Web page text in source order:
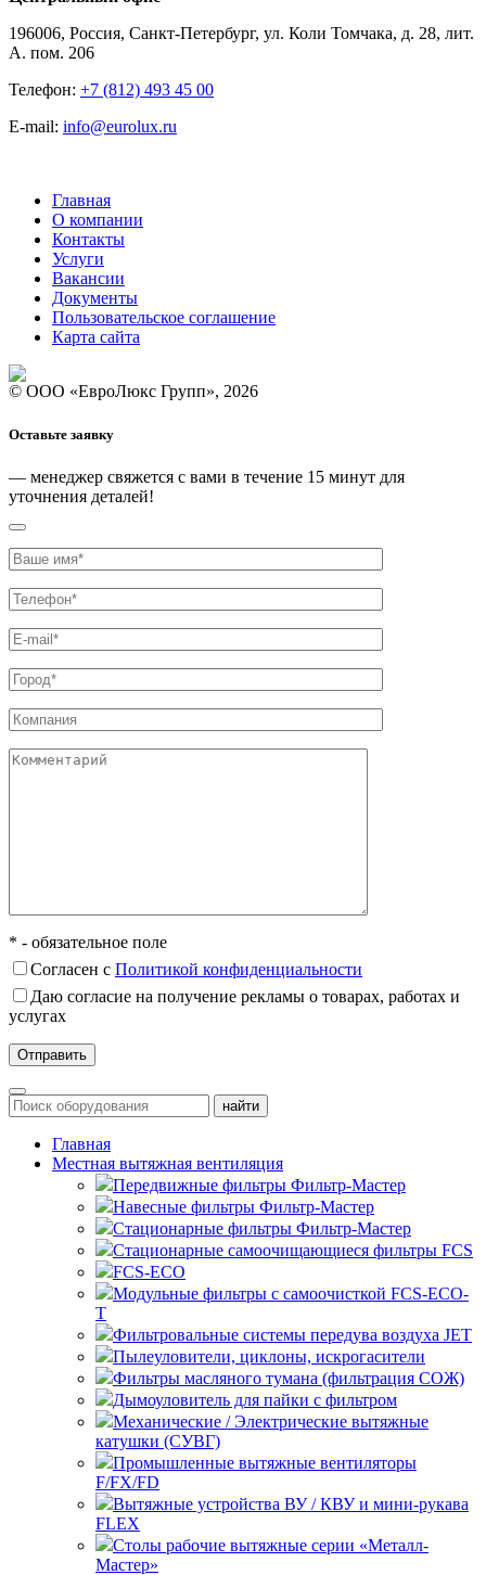
196006, Россия, Санкт-Петербург, ул. Коли Томчака, д. 28, лит.
А. пом. 206
Телефон: +7 (812) 493 45 00
E-mail: info@eurolux.ru
Главная
О компании
Контакты
Услуги
Вакансии
Документы
Пользовательское соглашение
Карта сайта
© ООО «ЕвроЛюкс Групп», 2026
Оставьте заявку
— менеджер свяжется с вами в течение 15 минут для
уточнения деталей!
* - обязательное поле
Согласен с Политикой конфиденциальности
Даю согласие на получение рекламы о товарах, работах и
услугах
Главная
Местная вытяжная вентиляция
Передвижные
Навесные
Стационарные
Стационарные самоочищающиеся
FCS
FCS-ECO
Модульные
с самоочисткой FCS-ECO-
T
Фильтровальные системы передува воздуха JET
Пылеуловители, циклоны, искрогасители
Фильтры масляного тумана (фильтрация СОЖ)
Дымоуловитель для пайки с фильтром
Механические / Электрические вытяжные
катушки (СУВГ)
Промышленные вытяжные вентиляторы
F/FX/FD
Вытяжные устройства ВУ / КВУ и мини-рукава
FLEX
Столы рабочие вытяжные серии «Металл-
Мастер»